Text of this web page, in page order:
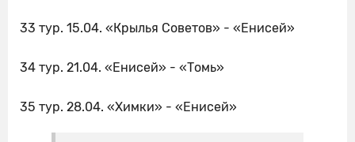
33 тур. 15.04. «Крылья Советов» - «Енисей»
34 тур. 21.04. «Енисей» - «Томь»
35 тур. 28.04. «Химки» - «Енисей»